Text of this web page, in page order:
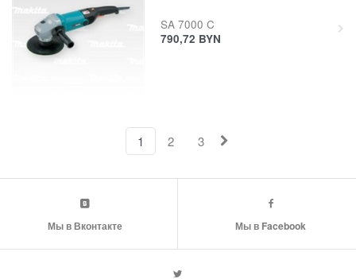
SA 7000 C
790,72 BYN
1 2 3
Мы в Вконтакте Мы в Facebook